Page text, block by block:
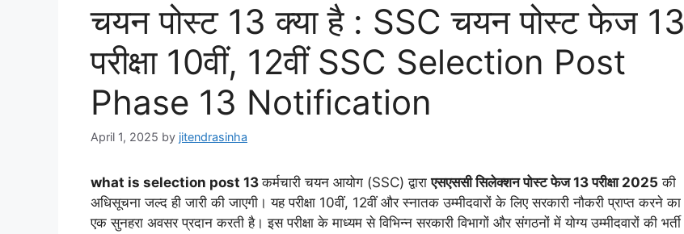
चयन पोस्ट 13 क्या है : SSC चयन पोस्ट फेज 13
परीक्षा 10वीं, 12वीं SSC Selection Post
Phase 13 Notification
April 1, 2025 by jitendrasinha
what is selection post 13कर्मचारी चयन आयोग (SSC) द्वाराएसएससी सिलेक्शन पोस्ट फेज 13 परीक्षा 2025 की
अधिसूचना जल्द ही जारी की जाएगी। यह परीक्षा 10वीं, 12वीं और स्नातक उम्मीदवारों के लिए सरकारी नौकरी प्राप्त करने का
एक सुनहरा अवसर प्रदान करती है। इस परीक्षा के माध्यम से विभिन्न सरकारी विभागों और संगठनों में योग्य उम्मीदवारों की भर्ती